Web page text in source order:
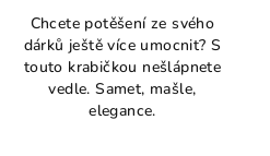
produktu
je
5,0
z
5
Chcete potěšení ze svého
dárků ještě více umocnit? S
touto krabičkou nešlápnete
vedle. Samet, mašle,
elegance.